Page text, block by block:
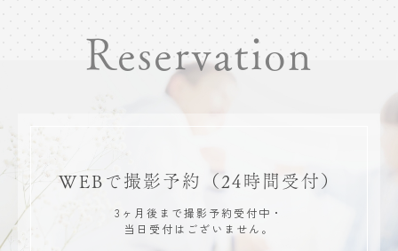
Reservation
WEBで撮影予約 （24時間受付）
3ヶ月後まで撮影予約受付中・
当日受付はございません。